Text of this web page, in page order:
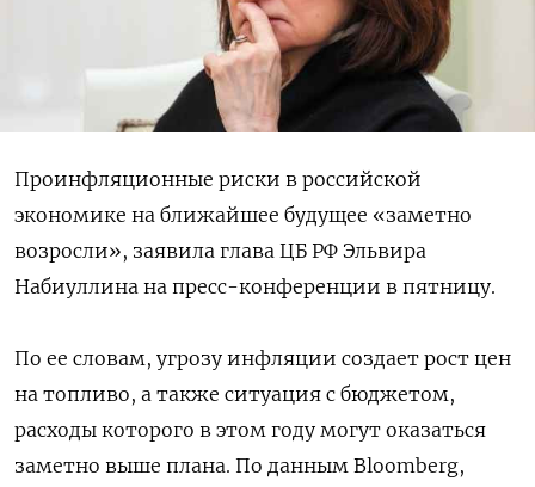
Проинфляционные риски в российской
экономике на ближайшее будущее «заметно
возросли», заявила глава ЦБ РФ Эльвира
Набиуллина на пресс-конференции в пятницу.
По ее словам, угрозу инфляции создает рост цен
на топливо, а также ситуация с бюджетом,
расходы которого в этом году могут оказаться
заметно выше плана. По данным Bloomberg,